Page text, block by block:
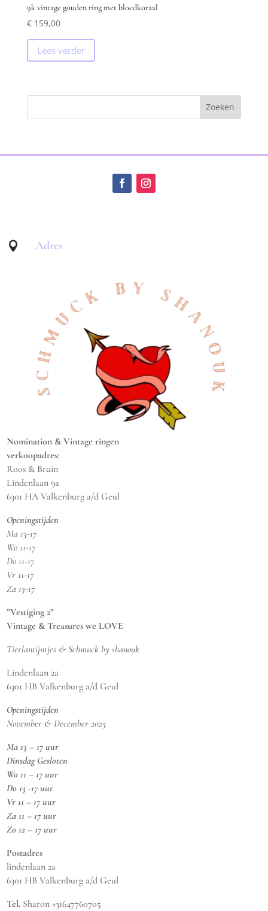
9k vintage gouden ring met bloedkoraal
€159,00
Lees verder
 Adres
Nomination & Vintage ringen
verkoopadres:
Roos & Bruin
Lindenlaan 9a
6301 HA Valkenburg a/d Geul
Openingstijden
Ma 13-17
Wo 11-17
Do 11-17
Vr 11-17
Za 13-17
”Vestiging 2”
Vintage & Treasures we LOVE
Tierlantijntjes & Schmuck by shanouk
Lindenlaan 2a
6301 HB Valkenburg a/d Geul
Openingstijden
November & December 2025
Ma 13 – 17 uur
Dinsdag Gesloten
Wo 11 – 17 uur
Do 13 -17 uur
Vr 11 – 17 uur
Za 11 – 17 uur
Zo 12 – 17 uur
Postadres
lindenlaan 2a
6301 HB Valkenburg a/d Geul
Tel. Sharon +31647760705